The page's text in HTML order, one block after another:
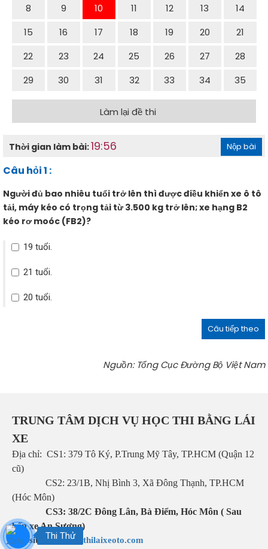
8
9 10 11 12 13
14
15
16 17 18 19 20
21
22
23 24 25 26 27
28
29
30 31 32 33 34 35
Làm lại đề thi
Thời gian làm bài:19:56 Nộp bài
Câu hỏi 1 :
Người đủ bao nhiêu tuổi trở lên thì được điều khiển xe ô tô
tải, máy kéo có trọng tải từ 3.500 kg trở lên; xe hạng B2
kéo rơ moóc (FB2)?
19 tuổi.
21 tuổi.
20 tuổi.
Câu tiếp theo
Nguồn: Tổng Cục Đường Bộ Việt Nam
TRUNG TÂM DỊCH VỤ HỌC THI BẰNG LÁI
XE
Địa chỉ: CS1: 379 Tô Ký, P.Trung Mỹ Tây, TP.HCM (Quận 12
cũ)
CS2: 23/1B, Nhị Bình 3, Xã Đông Thạnh, TP.HCM
(Hóc Môn)
CS3: 38/2C Đông Lân, Bà Điểm, Hóc Môn ( Sau
bến xe An Sương)
Website:www.hocthilaixeoto.com
Thi Thử